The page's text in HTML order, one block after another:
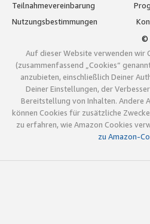
Teilnahmevereinbarung
Nutzungsbestimmungen
©
Auf dieser Website verwenden wir
(zusammenfassend „Cookies“
anzubieten, einschließlich Deiner
Deiner Einstellungen, der
Bereitstellung von Inhalten. Andere
können Cookies für zusätzliche
zu erfahren, wie Amazon Cookies
zu Amazon-